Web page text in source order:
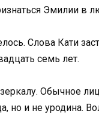
Эмилии в
Слова Кати
семь лет.
Обычное
но и не уродина.